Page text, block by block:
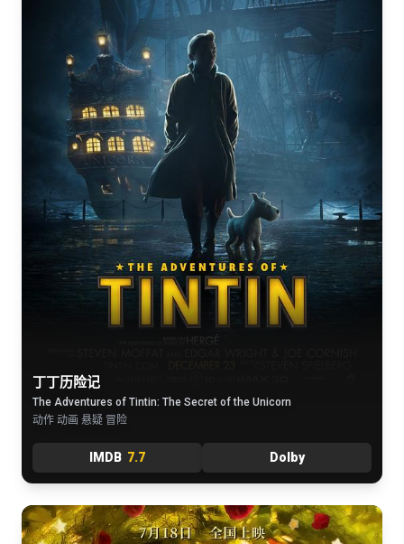
丁丁历险记
The Adventures of Tintin: The Secret of the Unicorn
动作 动画 悬疑 冒险
IMDB 7.7 Dolby